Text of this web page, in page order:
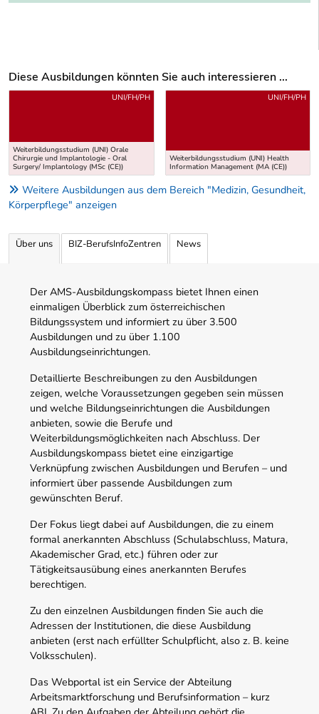
Diese Ausbildungen könnten Sie auch interessieren ...
Uber weitere Ausbildungsvorschläge
Weiterbildungsstudium (UNI) Orale
Chirurgie und Implantologie - Oral
Surgery/ Implantology (MSc (CE))
UNI/FH/PH
Weiterbildungsstudium (UNI) Health
Information Management (MA (CE))
UNI/FH/PH
Weitere Ausbildungen aus dem Bereich "Medizin, Gesundheit,
Körperpflege" anzeigen
Über uns BIZ-BerufsInfoZentren News
Der AMS-Ausbildungskompass bietet Ihnen einen
einmaligen Überblick zum österreichischen
Bildungssystem und informiert zu über 3.500
Ausbildungen und zu über 1.100
Ausbildungseinrichtungen.
Detaillierte Beschreibungen zu den Ausbildungen
zeigen, welche Voraussetzungen gegeben sein müssen
und welche Bildungseinrichtungen die Ausbildungen
anbieten, sowie die Berufe und
Weiterbildungsmöglichkeiten nach Abschluss. Der
Ausbildungskompass bietet eine einzigartige
Verknüpfung zwischen Ausbildungen und Berufen – und
informiert über passende Ausbildungen zum
gewünschten Beruf.
Der Fokus liegt dabei auf Ausbildungen, die zu einem
formal anerkannten Abschluss (Schulabschluss, Matura,
Akademischer Grad, etc.) führen oder zur
Tätigkeitsausübung eines anerkannten Berufes
berechtigen.
Zu den einzelnen Ausbildungen finden Sie auch die
Adressen der Institutionen, die diese Ausbildung
anbieten (erst nach erfüllter Schulpflicht, also z. B. keine
Volksschulen).
Das Webportal ist ein Service der Abteilung
Arbeitsmarktforschung und Berufsinformation – kurz